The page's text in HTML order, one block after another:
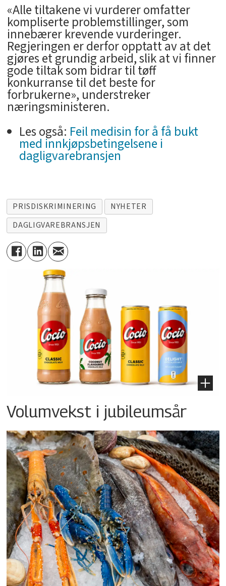
«Alle tiltakene vi vurderer omfatter
kompliserte problemstillinger, som
innebærer krevende vurderinger.
Regjeringen er derfor opptatt av at det
gjøres et grundig arbeid, slik at vi finner
gode tiltak som bidrar til tøff
konkurranse til det beste for
forbrukerne», understreker
næringsministeren.
Les også: Feil medisin for å få bukt
med innkjøpsbetingelsene i
dagligvarebransjen
PRISDISKRIMINERING
NYHETER
DAGLIGVAREBRANSJEN
Volumvekst i jubileumsår